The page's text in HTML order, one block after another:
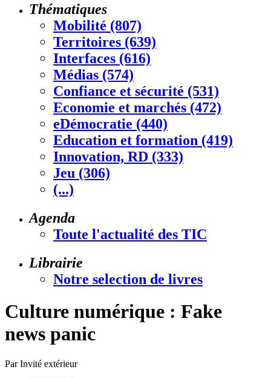
Thématiques
Mobilité (807)
Territoires (639)
Interfaces (616)
Médias (574)
Confiance et sécurité (531)
Economie et marchés (472)
eDémocratie (440)
Education et formation (419)
Innovation, RD (333)
Jeu (306)
(...)
Agenda
Toute l'actualité des TIC
Librairie
Notre selection de livres
Culture numérique : Fake
news panic
Par Invité extérieur